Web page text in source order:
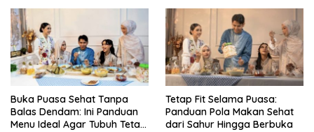
Buka Puasa Sehat Tanpa
Balas Dendam: Ini Panduan
Menu Ideal Agar Tubuh Tetap
Tetap Fit Selama Puasa:
Panduan Pola Makan Sehat
dari Sahur Hingga Berbuka